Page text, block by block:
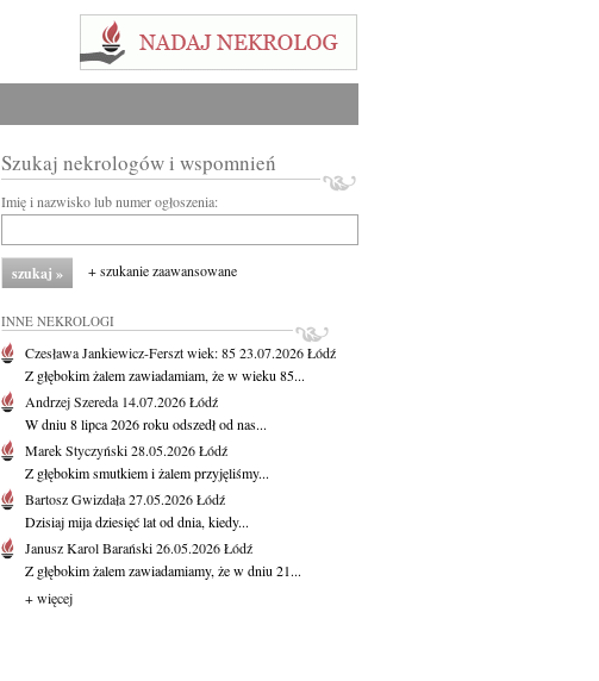
Szukaj nekrologów i wspomnień
Imię i nazwisko lub numer ogłoszenia:
+ szukanie zaawansowane
INNE NEKROLOGI
Czesława Jankiewicz-Fersztwiek: 8523.07.2026Łódź
Z głębokim żalem zawiadamiam, że w wieku 85...
Andrzej Szereda 14.07.2026Łódź
W dniu 8 lipca 2026 roku odszedł od nas...
Marek Styczyński28.05.2026Łódź
Z głębokim smutkiem i żalem przyjęliśmy...
Bartosz Gwizdała27.05.2026Łódź
Dzisiaj mija dziesięć lat od dnia, kiedy...
Janusz Karol Barański26.05.2026Łódź
Z głębokim żalem zawiadamiamy, że w dniu 21...
+ więcej